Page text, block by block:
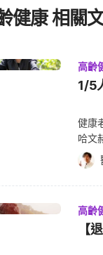
of Aging）」 7。這些
and
的重要論文，本論
）之間的鴻溝
「老化」作為共同核
場轉型的實踐框架2。 本文將對
分析，內容涵蓋其
健康 相關
高齡
1/5
健康
哈文
家
與。
為功
高齡
【